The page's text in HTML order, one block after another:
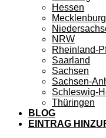
Hessen
NRW
Rheinland-
Saarland
Sachsen
Sachsen-
Schleswig-
Thüringen
BLOG
EINTRAG